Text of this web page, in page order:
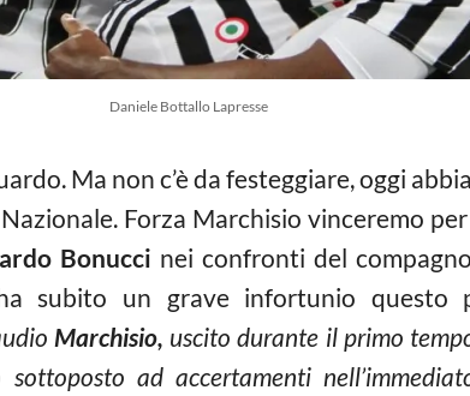
Daniele Bottallo Lapresse
Ma non c’è da festeggiare, oggi
Forza Marchisio vinceremo
Bonucci nei confronti del
subito un grave infortunio questo
Marchisio, uscito durante il primo
ad accertamenti